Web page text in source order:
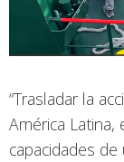
“Trasladar la
América Latina,
capacidades